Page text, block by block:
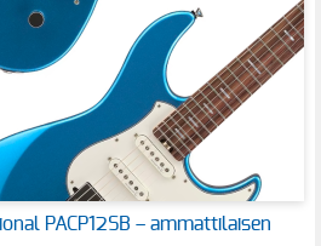
PACP12SB – ammattilaisen